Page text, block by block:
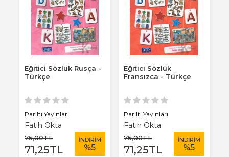
Eğitici Sözlük Rusça -
Türkçe
Parıltı Yayınları
Fatih Okta
75,00TL
71,25TL
İNDİRİM
%5
Eğitici Sözlük
Fransızca - Türkçe
Parıltı Yayınları
Fatih Okta
75,00TL
71,25TL
İNDİRİM
%5